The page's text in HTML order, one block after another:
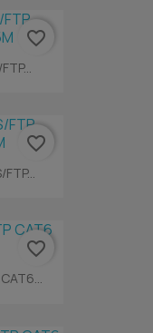
favorite_border
favorite_border
favorite_border